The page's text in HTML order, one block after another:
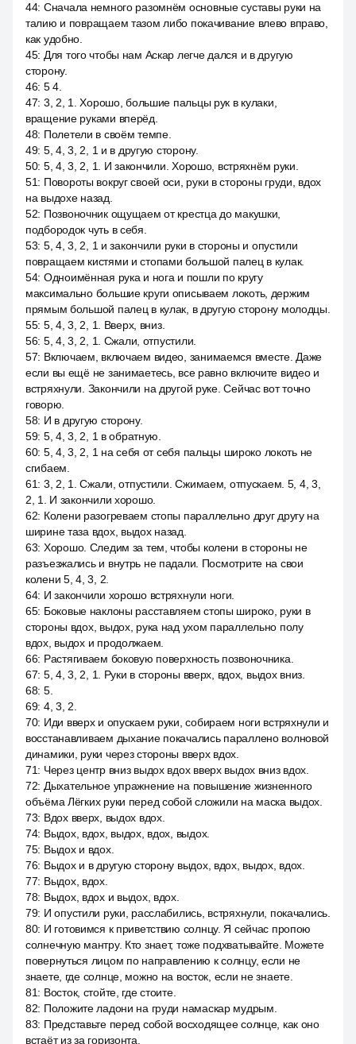
44: Сначала немного разомнём основные суставы руки на
талию и повращаем тазом либо покачивание влево вправо,
как удобно.
45: Для того чтобы нам Аскар легче дался и в другую
сторону.
46: 5 4.
47: 3, 2, 1. Хорошо, большие пальцы рук в кулаки,
вращение руками вперёд.
48: Полетели в своём темпе.
49: 5, 4, 3, 2, 1 и в другую сторону.
50: 5, 4, 3, 2, 1. И закончили. Хорошо, встряхнём руки.
51: Повороты вокруг своей оси, руки в стороны груди, вдох
на выдохе назад.
52: Позвоночник ощущаем от крестца до макушки,
подбородок чуть в себя.
53: 5, 4, 3, 2, 1 и закончили руки в стороны и опустили
повращаем кистями и стопами большой палец в кулак.
54: Одноимённая рука и нога и пошли по кругу
максимально большие круги описываем локоть, держим
прямым большой палец в кулак, в другую сторону молодцы.
55: 5, 4, 3, 2, 1. Вверх, вниз.
56: 5, 4, 3, 2, 1. Сжали, отпустили.
57: Включаем, включаем видео, занимаемся вместе. Даже
если вы ещё не занимаетесь, все равно включите видео и
встряхнули. Закончили на другой руке. Сейчас вот точно
говорю.
58: И в другую сторону.
59: 5, 4, 3, 2, 1 в обратную.
60: 5, 4, 3, 2, 1 на себя от себя пальцы широко локоть не
сгибаем.
61: 3, 2, 1. Сжали, отпустили. Сжимаем, отпускаем. 5, 4, 3,
2, 1. И закончили хорошо.
62: Колени разогреваем стопы параллельно друг другу на
ширине таза вдох, выдох назад.
63: Хорошо. Следим за тем, чтобы колени в стороны не
разъезжались и внутрь не падали. Посмотрите на свои
колени 5, 4, 3, 2.
64: И закончили хорошо встряхнули ноги.
65: Боковые наклоны расставляем стопы широко, руки в
стороны вдох, выдох, рука над ухом параллельно полу
вдох, выдох и продолжаем.
66: Растягиваем боковую поверхность позвоночника.
67: 5, 4, 3, 2, 1. Руки в стороны вверх, вдох, выдох вниз.
68: 5.
69: 4, 3, 2.
70: Иди вверх и опускаем руки, собираем ноги встряхнули и
восстанавливаем дыхание покачались параллено волновой
динамики, руки через стороны вверх вдох.
71: Через центр вниз выдох вдох вверх выдох вниз вдох.
72: Дыхательное упражнение на повышение жизненного
объёма Лёгких руки перед собой сложили на маска выдох.
73: Вдох вверх, выдох вдох.
74: Выдох, вдох, выдох, вдох, выдох.
75: Выдох и вдох.
76: Выдох и в другую сторону выдох, вдох, выдох, вдох.
77: Выдох, вдох.
78: Выдох, вдох и выдох, вдох.
79: И опустили руки, расслабились, встряхнули, покачались.
80: И готовимся к приветствию солнцу. Я сейчас пропою
солнечную мантру. Кто знает, тоже подхватывайте. Можете
повернуться лицом по направлению к солнцу, если не
знаете, где солнце, можно на восток, если не знаете.
81: Восток, стойте, где стоите.
82: Положите ладони на груди намаскар мудрым.
83: Представьте перед собой восходящее солнце, как оно
встаёт из за горизонта.